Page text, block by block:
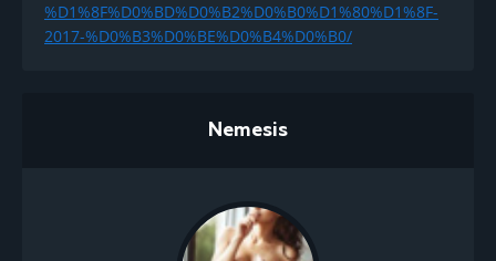
%D1%8F%D0%BD%D0%B2%D0%B0%D1%80%D1%8F-
2017-%D0%B3%D0%BE%D0%B4%D0%B0/
Nemesis